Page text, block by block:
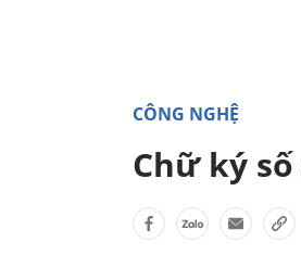
CÔNG NGHỆ
Chữ ký